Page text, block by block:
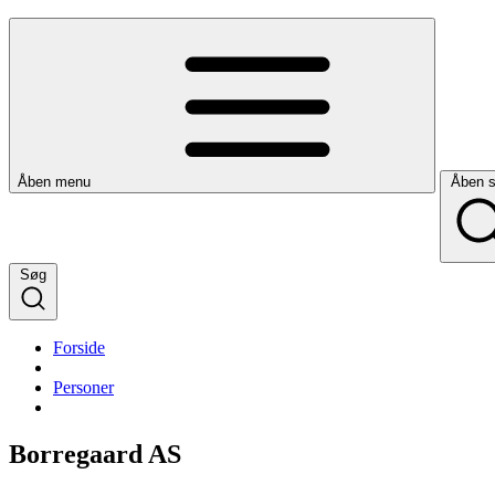
Åben menu Åben
Søg
Forside
Personer
Borregaard AS